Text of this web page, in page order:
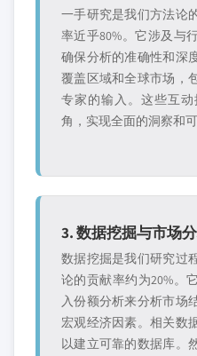
一手研究是我们方法论
率近乎80%。它涉及与
确保分析的准确性和深
覆盖区域和全球市场，
专家的输入。这些互
角，实现全面的洞察和
3. 数据挖掘与市场
数据挖掘是我们研究过
论的贡献率约为20%。
入份额分析来分析市场
宏观经济因素。相关数
以建立可靠的数据库。